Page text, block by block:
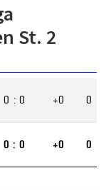
St. 2
0 : 0 +0 0
0 : 0 +0 0